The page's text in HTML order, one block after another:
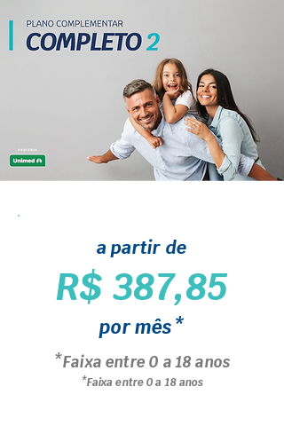
a partir de
R$ 387,85
por mês*
*Faixa entre 0 a 18 anos
*Faixa entre 0 a 18 anos